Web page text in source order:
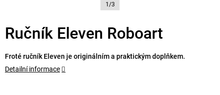
1/3
Ručník Eleven Roboart
Froté ručník Eleven je originálním a praktickým doplňkem.
Detailní informace